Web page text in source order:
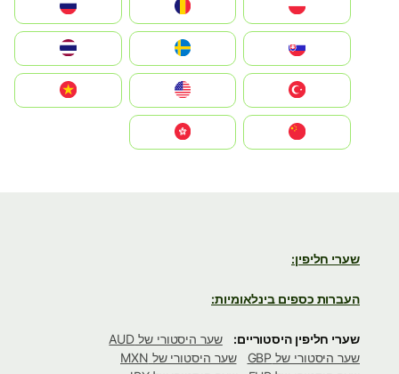
România
Slovensko
United States
Vietnam
שערי חליפין:
העברות כספים בינלאומיות:
שערי חליפין היסטוריים:
שער היסטורי של AUD
שער היסטורי של GBP
שער היסטורי של MXN